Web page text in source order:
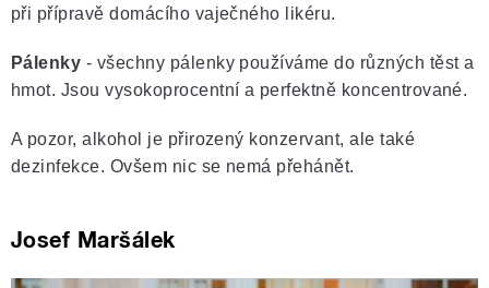
při přípravě domácího vaječného likéru.
Pálenky - všechny pálenky používáme do různých těst a
hmot. Jsou vysokoprocentní a perfektně koncentrované.
A pozor, alkohol je přirozený konzervant, ale také
dezinfekce. Ovšem nic se nemá přehánět.
Josef Maršálek